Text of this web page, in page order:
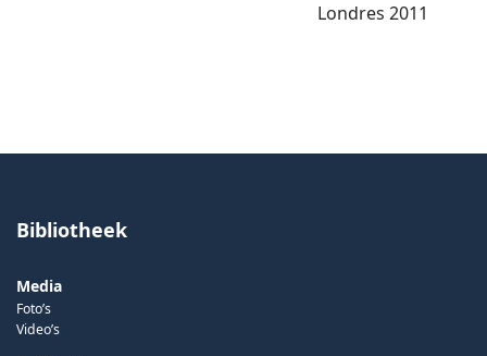
Londres 2011
Bibliotheek
Media
Foto’s
Video’s